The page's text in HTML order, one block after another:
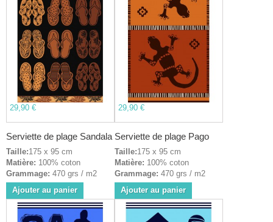
29,90 €
Serviette de plage Sandala
Taille:175 x 95 cm
Matière: 100% coton
Grammage: 470 grs / m2
Ajouter au panier
29,90 €
Serviette de plage Pago
Taille:175 x 95 cm
Matière: 100% coton
Grammage: 470 grs / m2
Ajouter au panier